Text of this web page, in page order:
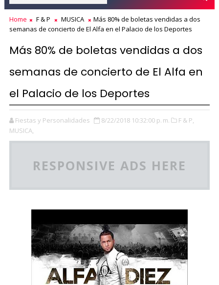
Home F & P MUSICA
Más 80% de boletas vendidas a dos
semanas de concierto de El Alfa en el Palacio de los Deportes
Más 80% de boletas vendidas a dos
semanas de concierto de El Alfa en
el Palacio de los Deportes
Fiestas y Personalidades 8/22/2018 10:32:00 p. m.
F & P,
MUSICA,
RESPONSIVE ADS HERE